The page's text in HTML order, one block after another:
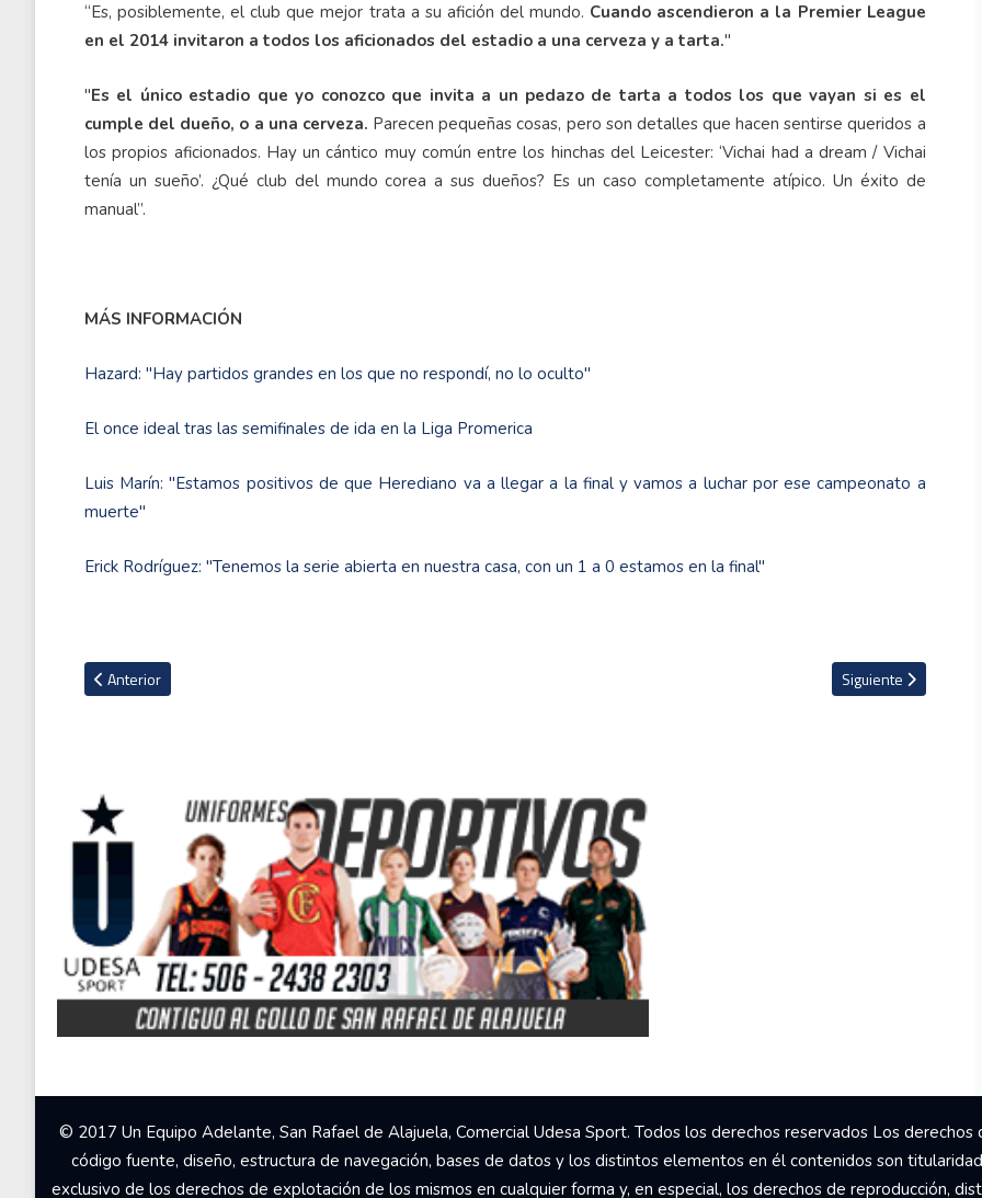
“Es, posiblemente, el club que mejor trata a su afición del mundo. Cuando ascendieron a la Premier League
en el 2014 invitaron a todos los aficionados del estadio a una cerveza y a tarta."
"Es el único estadio que yo conozco que invita a un pedazo de tarta a todos los que vayan si es el
cumple del dueño, o a una cerveza. Parecen pequeñas cosas, pero son detalles que hacen sentirse queridos a
los propios aficionados. Hay un cántico muy común entre los hinchas del Leicester: ‘Vichai had a dream / Vichai
tenía un sueño’. ¿Qué club del mundo corea a sus dueños? Es un caso completamente atípico. Un éxito de
manual”.
MÁS INFORMACIÓN
Hazard: "Hay partidos grandes en los que no respondí, no lo oculto"
El once ideal tras las semifinales de ida en la Liga Promerica
Luis Marín: "Estamos positivos de que Herediano va a llegar a la final y vamos a luchar por ese campeonato a
muerte"
Erick Rodríguez: "Tenemos la serie abierta en nuestra casa, con un 1 a 0 estamos en la final"
Artículo anterior: El millonario sueldo que el Real Madrid le habría ofrecido al técnico Massimiliano Allegri
Anterior Artículo siguiente:
Siguiente
© 2017 Un Equipo Adelante, San Rafael de Alajuela, Comercial Udesa Sport. Todos los derechos reservados Los
código fuente, diseño, estructura de navegación, bases de datos y los distintos elementos en él contenidos son
exclusivo de los derechos de explotación de los mismos en cualquier forma y, en especial, los derechos de reproducción,